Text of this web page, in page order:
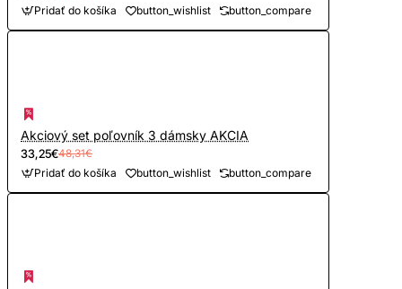
Pridať do košíka button_wishlist button_compare
Akciový set poľovník 3 dámsky AKCIA
33,25€48,31€
Pridať do košíka button_wishlist button_compare